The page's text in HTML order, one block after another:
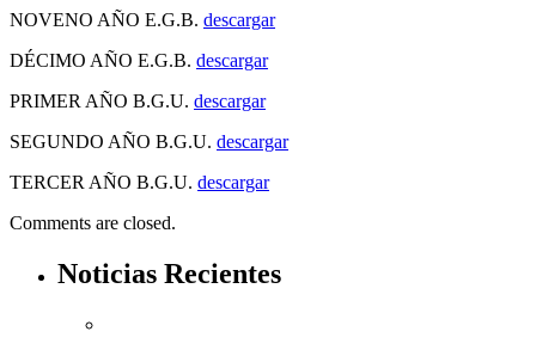
NOVENO AÑO E.G.B. descargar
DÉCIMO AÑO E.G.B. descargar
PRIMER AÑO B.G.U. descargar
SEGUNDO AÑO B.G.U. descargar
TERCER AÑO B.G.U. descargar
Comments are closed.
Noticias Recientes